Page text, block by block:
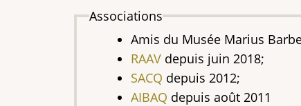
Associations
Amis du Musée Marius
RAAV depuis juin 2018;
SACQ depuis 2012;
AIBAQ depuis août 2011